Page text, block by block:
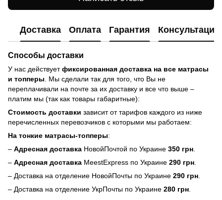
Доставка Оплата Гарантия Консультация
Способы доставки
У нас действуетфиксированная доставка на все матрасы
и топперы. Мы сделали так для того, что Вы не
переплачивали на почте за их доставку и все что выше –
платим мы (так как товары габаритные):
Стоимость доставки зависит от тарифов каждого из ниже
перечисленных перевозчиков с которыми мы работаем:
На тонкие матрасы-топперы:
– Адресная доставка НовойПочтой по Украине 350 грн.
– Адресная доставка MeestExpress по Украине 290 грн.
– Доставка на отделение НовойПочты по Украине 290 грн.
– Доставка на отделение УкрПочты по Украине 280 грн.